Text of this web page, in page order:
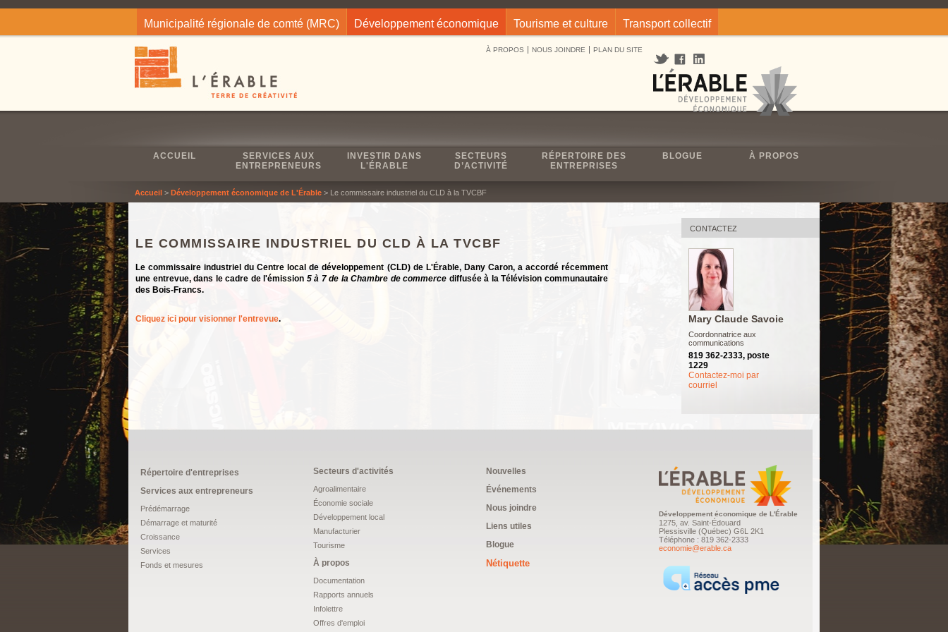
Municipalité régionale de comté (MRC) Développement économique Tourisme et culture Transport collectif
À PROPOS NOUS JOINDRE PLAN DU SITE
ACCUEIL
SERVICES AUX
ENTREPRENEURS
INVESTIR DANS
L'ÉRABLE
SECTEURS
D’ACTIVITÉ
RÉPERTOIRE DES
ENTREPRISES
BLOGUE À PROPOS
Accueil> Développement économique de L'Érable> Le commissaire industriel du CLD à la TVCBF
LE COMMISSAIRE INDUSTRIEL DU CLD À LA TVCBF
Le commissaire industriel du Centre local de développement (CLD) de L'Érable, Dany Caron, a accordé récemment
une entrevue, dans le cadre de l'émission 5 à 7 de la Chambre de commerce diffusée à la Télévision communautaire
des Bois-Francs.
Cliquez ici pour visionner l'entrevue.
CONTACTEZ
Mary Claude Savoie
Coordonnatrice aux
communications
819 362-2333, poste
1229
Contactez-moi par
courriel
Répertoire d'entreprises
Services aux entrepreneurs
Prédémarrage
Démarrage et maturité
Croissance
Services
Fonds et mesures
Secteurs d'activités
Agroalimentaire
Économie sociale
Développement local
Manufacturier
Tourisme
À propos
Documentation
Rapports annuels
Infolettre
Offres d'emploi
Nouvelles
Événements
Nous joindre
Liens utiles
Blogue
Nétiquette
Développement économique de L'Érable
1275, av. Saint-Édouard
Plessisville (Québec) G6L 2K1
Téléphone : 819 362-2333
economie@erable.ca